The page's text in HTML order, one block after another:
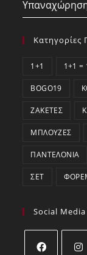
Κατηγορίες
1+1 1+1 =
BOGO19
ΖΑΚΈΤΕΣ
ΜΠΛΟΎΖΕΣ
ΠΑΝΤΕΛΌΝΙΑ
ΣΕΤ
Social Media